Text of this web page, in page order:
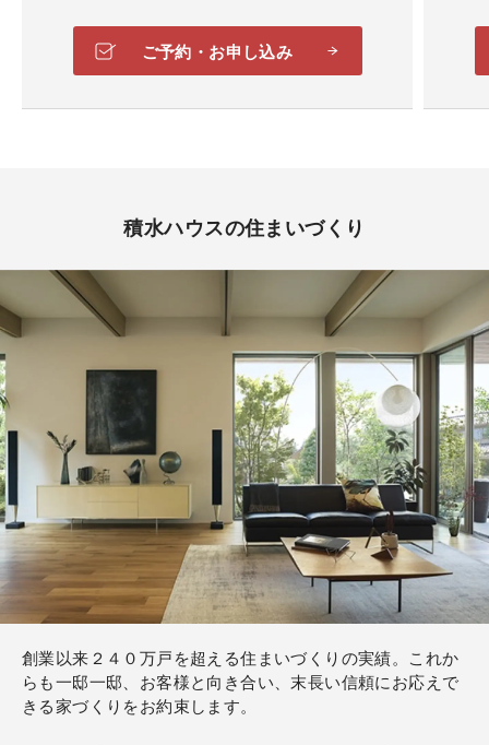
ご予約・お申し込み
積水ハウスの住まいづくり
創業以来２４０万戸を超える住まいづくりの実績。これか
らも一邸一邸、お客様と向き合い、末長い信頼にお応えで
きる家づくりをお約束します。